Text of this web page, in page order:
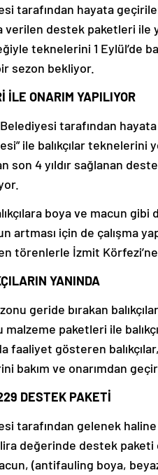
tarafından hayata
verilen destek paketleri ile
teknelerini 1 Eylül’de
sezon bekliyor.
İLE ONARIM YAPILIYOR
tarafından hayata
ile balıkçılar teknelerini
son 4 yıldır sağlanan
boya ve macun
artması için de çalışma
törenlerle İzmit Körfezi’ne
YANINDA
geride bırakan
paketleri ile
faaliyet gösteren
bakım ve onarımdan
DESTEK PAKETİ
tarafından gelenek haline
değerinde destek paketi
(antifauling boya,